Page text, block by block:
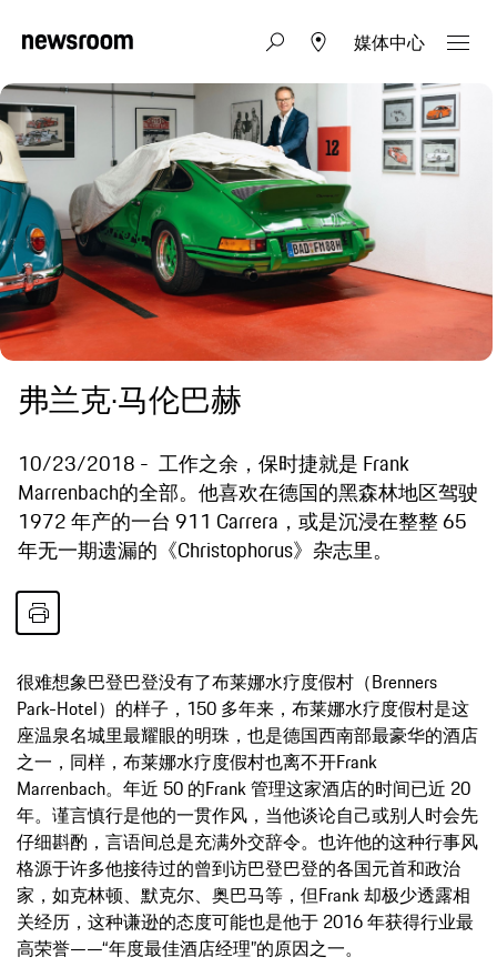
媒体中心
弗兰克·马伦巴赫
10/23/2018
工作之余，保时捷就是 Frank
Marrenbach的全部。他喜欢在德国的黑森林地区驾驶
1972 年产的一台 911 Carrera，或是沉浸在整整 65
年无一期遗漏的《Christophorus》杂志里。
很难想象巴登巴登没有了布莱娜水疗度假村（Brenners
Park-Hotel）的样子，150 多年来，布莱娜水疗度假村是这
座温泉名城里最耀眼的明珠，也是德国西南部最豪华的酒店
之一，同样，布莱娜水疗度假村也离不开Frank
Marrenbach。年近 50 的Frank 管理这家酒店的时间已近 20
年。谨言慎行是他的一贯作风，当他谈论自己或别人时会先
仔细斟酌，言语间总是充满外交辞令。也许他的这种行事风
格源于许多他接待过的曾到访巴登巴登的各国元首和政治
家，如克林顿、默克尔、奥巴马等，但Frank 却极少透露相
关经历，这种谦逊的态度可能也是他于 2016 年获得行业最
高荣誉——“年度最佳酒店经理”的原因之一。